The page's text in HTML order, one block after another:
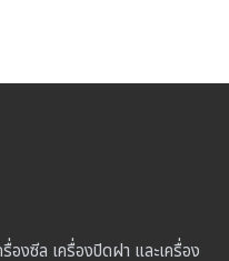
องซีล เครื่องปิดฝา และเครื่อง